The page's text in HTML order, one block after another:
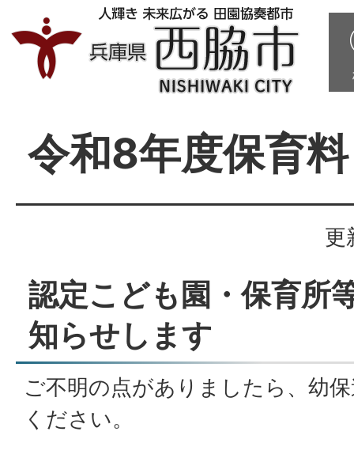
令和8年度保育料
更
認定こども園・保育所
知らせします
ご不明の点がありましたら、幼
ください。